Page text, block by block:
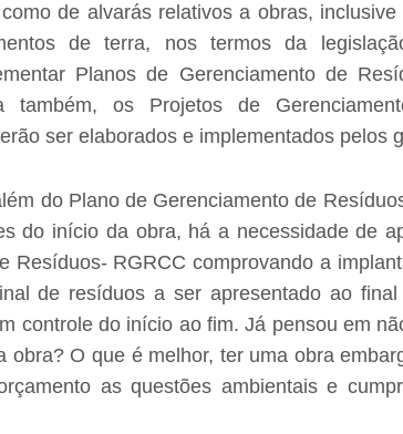
de alvarás relativos a obras,
de terra, nos termos da
Planos de Gerenciamento de
também, os Projetos de
ser elaborados e implementados pelos
do Plano de Gerenciamento de
do início da obra, há a necessidade de
Resíduos- RGRCC comprovando a
de resíduos a ser apresentado ao
controle do início ao fim. Já pensou em
obra? O que é melhor, ter uma obra
as questões ambientais e